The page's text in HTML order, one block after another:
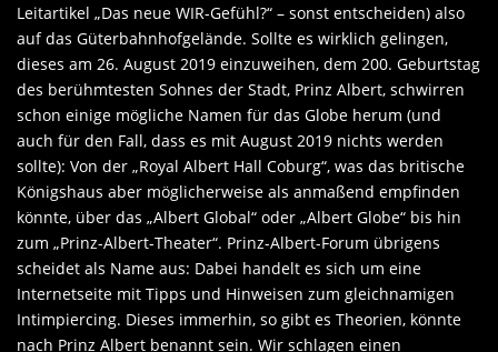
Leitartikel „Das neue WIR-Gefühl?“ – sonst entscheiden) also
auf das Güterbahnhofgelände. Sollte es wirklich gelingen,
dieses am 26. August 2019 einzuweihen, dem 200. Geburtstag
des berühmtesten Sohnes der Stadt, Prinz Albert, schwirren
schon einige mögliche Namen für das Globe herum (und
auch für den Fall, dass es mit August 2019 nichts werden
sollte): Von der „Royal Albert Hall Coburg“, was das britische
Königshaus aber möglicherweise als anmaßend empfinden
könnte, über das „Albert Global“ oder „Albert Globe“ bis hin
zum „Prinz-Albert-Theater“. Prinz-Albert-Forum übrigens
scheidet als Name aus: Dabei handelt es sich um eine
Internetseite mit Tipps und Hinweisen zum gleichnamigen
Intimpiercing. Dieses immerhin, so gibt es Theorien, könnte
nach Prinz Albert benannt sein. Wir schlagen einen